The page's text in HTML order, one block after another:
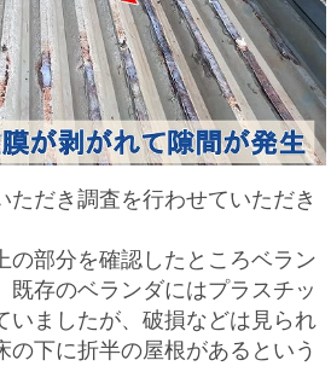
ただき調査を行わせていただき
の部分を確認したところベラン
既存のベランダにはプラスチッ
いましたが、破損などは見られ
の下に折半の屋根があるという